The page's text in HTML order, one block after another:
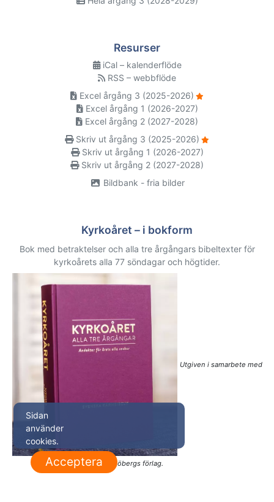
Resurser
iCal – kalenderflöde
RSS – webbflöde
Excel årgång 3 (2025-2026)
Excel årgång 1 (2026-2027)
Excel årgång 2 (2027-2028)
Skriv ut årgång 3 (2025-2026)
Skriv ut årgång 1 (2026-2027)
Skriv ut årgång 2 (2027-2028)
Bildbank - fria bilder
Kyrkoåret – i bokform
Bok med betraktelser och alla tre årgångars bibeltexter för
kyrkoårets alla 77 söndagar och högtider.
Utgiven i samarbete med
Sjöbergs förlag.
Sidan
använder
cookies.
Acceptera